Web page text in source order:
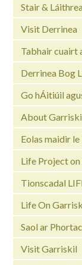
Stair &
Visit Derrinea
Tabhair cuairt
Derrinea Bog
Go hÁitiúil
About
Eolas maidir
Life Project
Tionscadal
Life On
Saol ar
Visit Garriskil